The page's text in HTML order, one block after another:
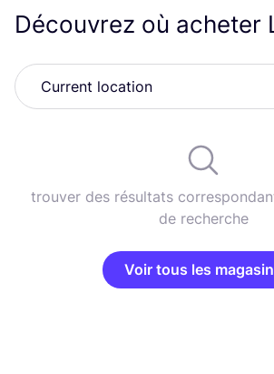
Découvrez où acheter
trouver des résultats
de recherche
Voir tous les